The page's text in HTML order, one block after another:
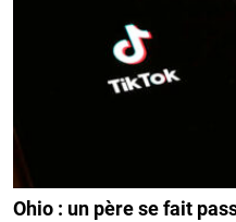
Ohio : un père se fait